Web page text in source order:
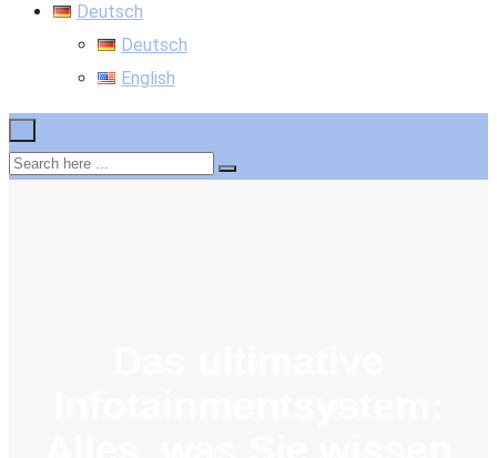
Deutsch
Deutsch
English